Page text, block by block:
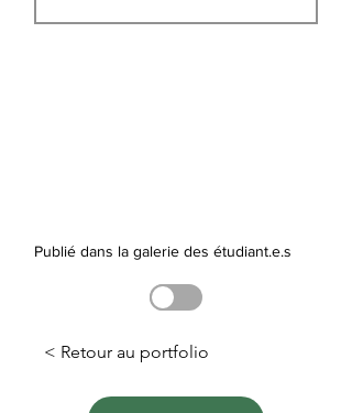
Publié dans la galerie des étudiant.e.s
< Retour au portfolio